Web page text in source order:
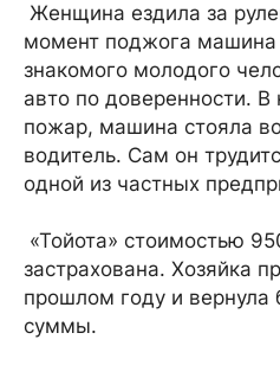
Женщина ездила за
момент поджога машина
знакомого молодого
авто по доверенности. В
пожар, машина стояла
водитель. Сам он
одной из частных
«Тойота» стоимостью
застрахована. Хозяйка
прошлом году и вернула
суммы.